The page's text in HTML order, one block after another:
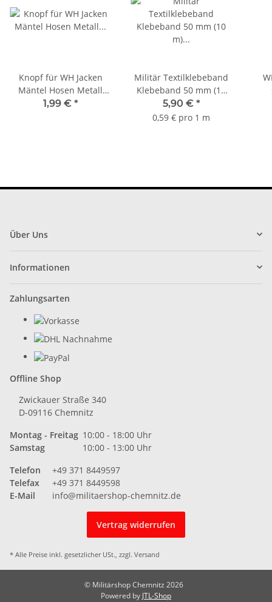
Knopf für WH Jacken
Mäntel Hosen Metall
Reenactment
1,99 € *
Militär Textilklebeband
Klebeband 50 mm (10
m) schwarz Mil-Tec
15934002
5,90 € *
0,59 € pro 1 m
Über Uns
Informationen
Zahlungsarten
Offline Shop
Zwickauer Straße 340
D-09116 Chemnitz
Montag - Freitag 10:00 - 18:00 Uhr
Samstag
10:00 - 13:00 Uhr
Telefon
+49 371 8449597
Telefax
+49 371 8449598
E-Mail
info@militaershop-chemnitz.de
Vertrag widerrufen
* Alle Preise inkl. gesetzlicher USt., zzgl. Versand
© Militärshop Chemnitz 2026
Powered by JTL-Shop